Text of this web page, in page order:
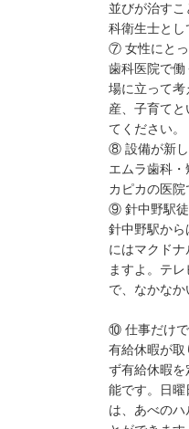
並びが治す
科衛生士とし
⑦ 女性にとっ
歯科医院で
場に立って
産、子育て
てください。
⑧ 設備が新し
エムラ歯科
カピカの医院
⑨ 針中野駅徒
針中野駅か
にはマクド
ますよ。テ
で、なかなか
⑩ 仕事だけで
有給休暇が
ず有給休暇
能です。日
は、あべの